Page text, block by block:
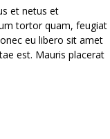
et netus et
tortor quam, feugiat
eu libero sit amet
est. Mauris placerat